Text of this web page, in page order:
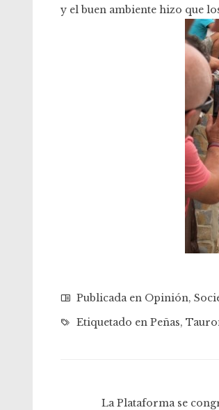
y el buen ambiente hizo que
Publicada en Opinión,
Etiquetado en Peñas,
La Plataforma se